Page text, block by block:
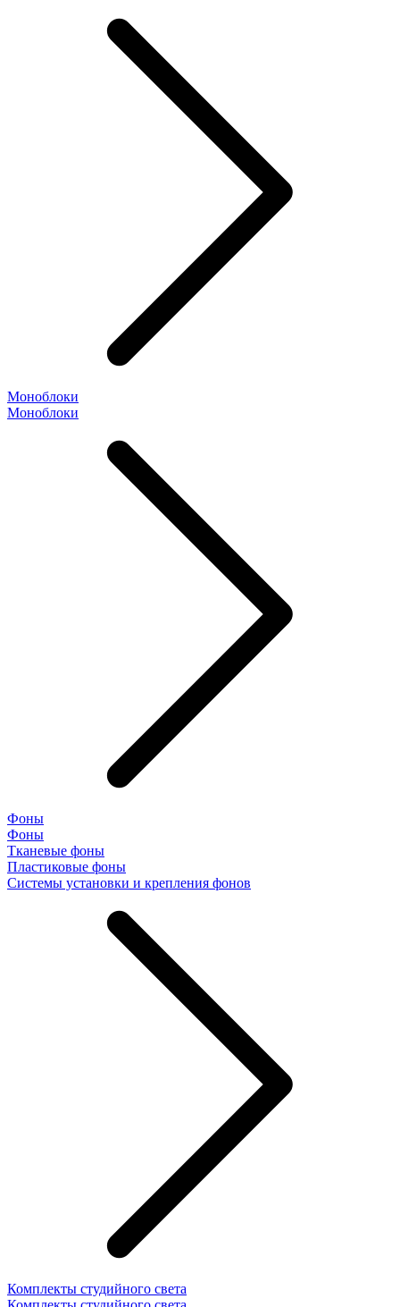
Моноблоки
Моноблоки
Фоны
Фоны
Тканевые фоны
Пластиковые фоны
Системы установки и крепления фонов
Комплекты студийного света